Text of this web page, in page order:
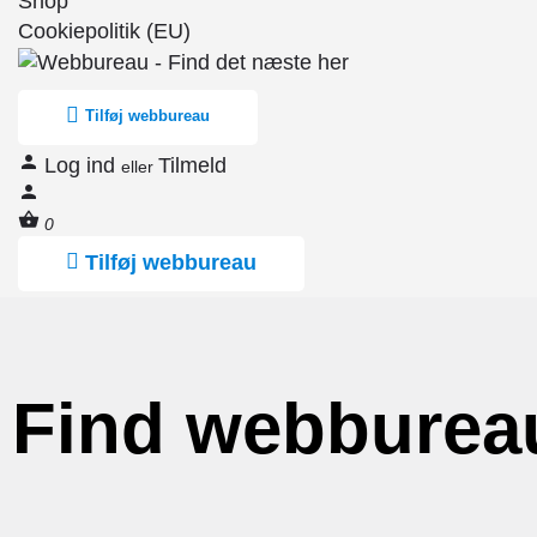
Cookiepolitik (EU)
Tilføj webbureau
Log ind eller Tilmeld
0
Tilføj webbureau
Find